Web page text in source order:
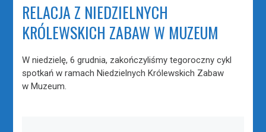
RELACJA Z NIEDZIELNYCH
KRÓLEWSKICH ZABAW W MUZEUM
W niedzielę, 6 grudnia, zakończyliśmy tegoroczny cykl
spotkań w ramach Niedzielnych Królewskich Zabaw
w Muzeum.